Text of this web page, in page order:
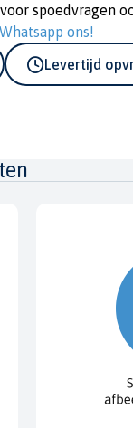
spoedvragen
Whatsapp ons!
Levertijd